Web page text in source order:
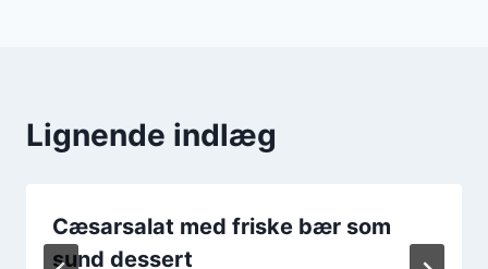
Lignende indlæg
Cæsarsalat med friske bær som
sund dessert